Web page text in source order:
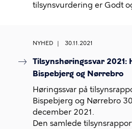
tilsynsvurdering er Godt
NYHED 30.11.2021
Tilsynshøringssvar 2021:
Bispebjerg og Nørrebro
Høringssvar på
Bispebjerg og Nørrebro
december 2021.
Den samlede